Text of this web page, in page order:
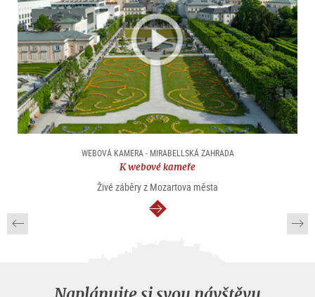
WEBOVÁ KAMERA - MIRABELLSKÁ ZAHRADA
K webové kameře
Živé záběry z Mozartova města
continue